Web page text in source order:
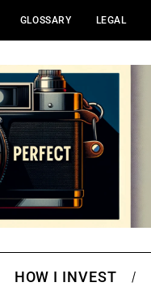
GLOSSARY LEGAL
HOW I INVEST